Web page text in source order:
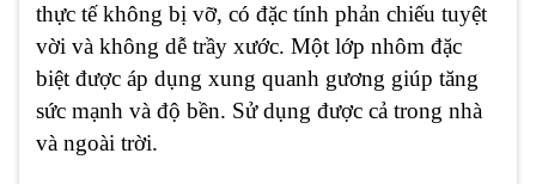
thực tế không bị vỡ, có đặc tính phản chiếu tuyệt
vời và không dễ trầy xước. Một lớp nhôm đặc
biệt được áp dụng xung quanh gương giúp tăng
sức mạnh và độ bền. Sử dụng được cả trong nhà
và ngoài trời.